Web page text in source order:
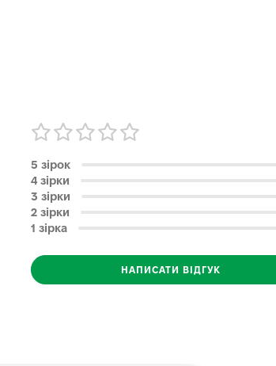
5 зірок
4 зірки
3 зірки
2 зірки
1 зірка
НАПИСАТИ ВІДГУК